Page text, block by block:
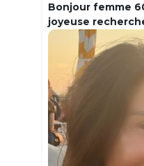
Bonjour femme
joyeuse